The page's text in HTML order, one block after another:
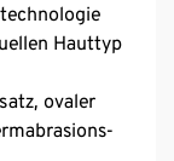
Hauttyp
ovaler